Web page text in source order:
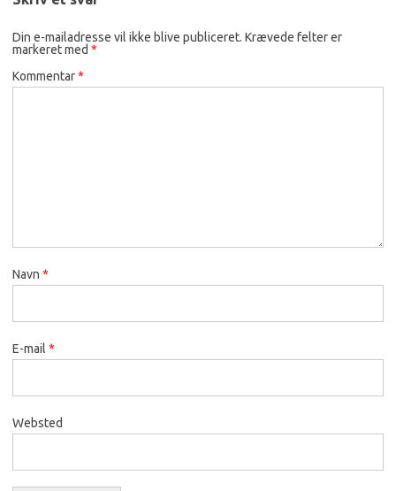
Din e-mailadresse vil ikke blive publiceret. Krævede felter er
markeret med *
Kommentar*
Navn *
E-mail *
Websted